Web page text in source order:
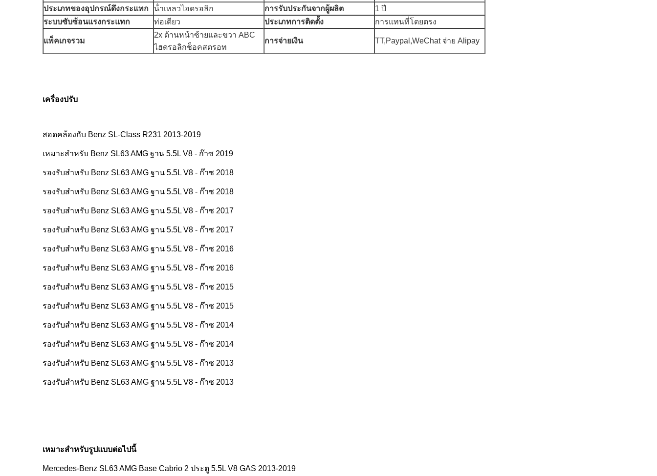
ประเภทของอุปกรณ์ดึงกระแทก
น้ําเหลวไฮดรอลิก การรับประกันจากผู้ผลิต
1 ปี
ระบบซับซ้อนแรงกระแทก
ท่อเดียว ประเภทการติดตั้ง การแทนที่โดยตรง
แพ็คเกจรวม
2x ด้านหน้าซ้ายและขวา ABC
ไฮดรอลิกช็อคสตรอท
การจ่ายเงิน TT,Paypal,WeChat จ่าย Alipay
เครื่องปรับ
สอดคล้องกับ Benz SL-Class R231 2013-2019
เหมาะสําหรับ Benz SL63 AMG ฐาน 5.5L V8 - ก๊าซ 2019
รองรับสําหรับ Benz SL63 AMG ฐาน 5.5L V8 - ก๊าซ 2018
รองรับสําหรับ Benz SL63 AMG ฐาน 5.5L V8 - ก๊าซ 2018
รองรับสําหรับ Benz SL63 AMG ฐาน 5.5L V8 - ก๊าซ 2017
รองรับสําหรับ Benz SL63 AMG ฐาน 5.5L V8 - ก๊าซ 2017
รองรับสําหรับ Benz SL63 AMG ฐาน 5.5L V8 - ก๊าซ 2016
รองรับสําหรับ Benz SL63 AMG ฐาน 5.5L V8 - ก๊าซ 2016
รองรับสําหรับ Benz SL63 AMG ฐาน 5.5L V8 - ก๊าซ 2015
รองรับสําหรับ Benz SL63 AMG ฐาน 5.5L V8 - ก๊าซ 2015
รองรับสําหรับ Benz SL63 AMG ฐาน 5.5L V8 - ก๊าซ 2014
รองรับสําหรับ Benz SL63 AMG ฐาน 5.5L V8 - ก๊าซ 2014
รองรับสําหรับ Benz SL63 AMG ฐาน 5.5L V8 - ก๊าซ 2013
รองรับสําหรับ Benz SL63 AMG ฐาน 5.5L V8 - ก๊าซ 2013
เหมาะสําหรับรูปแบบต่อไปนี้
Mercedes-Benz SL63 AMG Base Cabrio 2 ประตู 5.5L V8 GAS 2013-2019